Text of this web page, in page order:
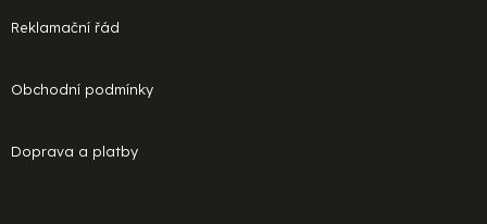
Reklamační řád
Obchodní podmínky
Doprava a platby